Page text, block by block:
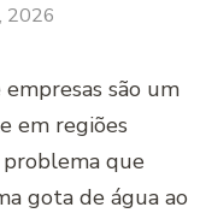
2026
são um
em regiões
problema que
gota de água ao